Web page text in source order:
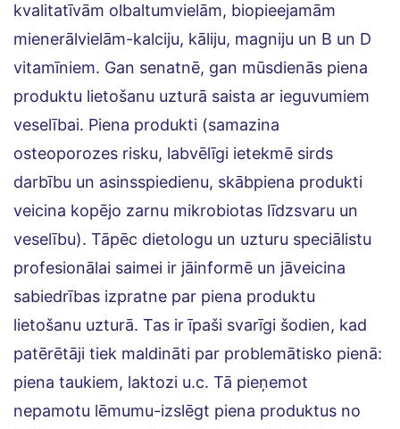
kvalitatīvām olbaltumvielām, biopieejamām
mienerālvielām-kalciju, kāliju, magniju un B un D
vitamīniem. Gan senatnē, gan mūsdienās piena
produktu lietošanu uzturā saista ar ieguvumiem
veselībai. Piena produkti (samazina
osteoporozes risku, labvēlīgi ietekmē sirds
darbību un asinsspiedienu, skābpiena produkti
veicina kopējo zarnu mikrobiotas līdzsvaru un
veselību). Tāpēc dietologu un uzturu speciālistu
profesionālai saimei ir jāinformē un jāveicina
sabiedrības izpratne par piena produktu
lietošanu uzturā. Tas ir īpaši svarīgi šodien, kad
patērētāji tiek maldināti par problemātisko pienā:
piena taukiem, laktozi u.c. Tā pieņemot
nepamotu lēmumu-izslēgt piena produktus no